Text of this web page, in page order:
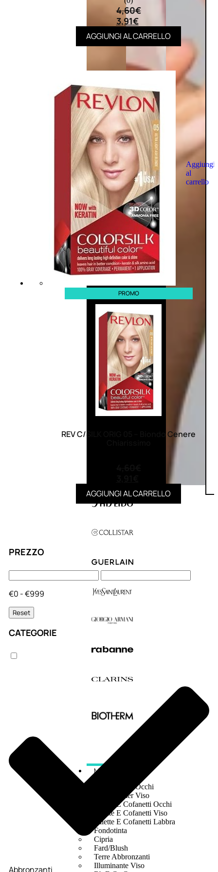
Aggiungi
al
carrello
MAKE UP
Base/ Primer Occhi
Base/ Primer Viso
Palette E Cofanetti Occhi
Palette E Cofanetti Viso
Palette E Cofanetti Labbra
Fondotinta
Cipria
Fard/Blush
Terre Abbronzanti
Illuminante Viso
PREZZO
€0 - €999
Reset
CATEGORIE
Abbronzanti
4,60€
3,91€
AGGIUNGI AL CARRELLO
PROMO
REV C/SILK ORIG 05 – Biondo Cenere
AGGIUNGI AL CARRELLO